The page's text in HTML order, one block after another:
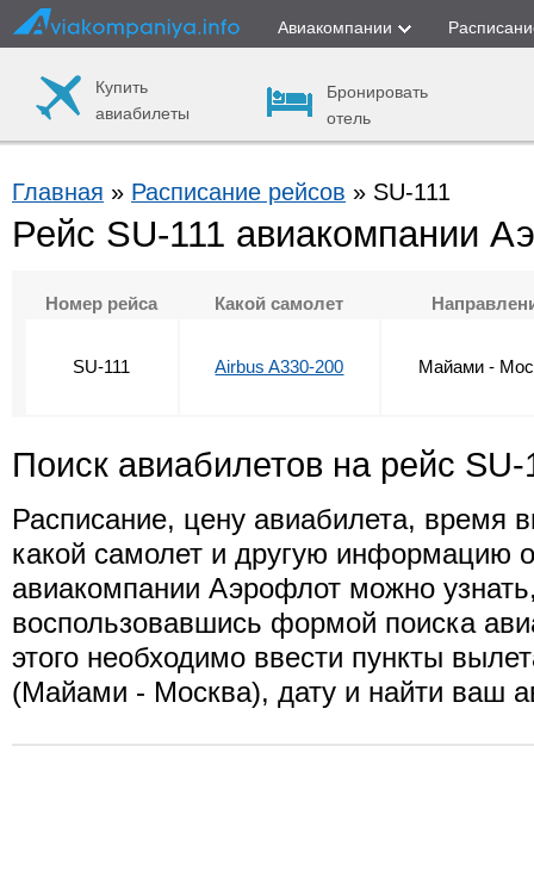
Авиакомпании
Купить
авиабилеты
Бронировать
отель
Главная » Расписание рейсов » SU-111
Рейс SU-111 авиакомпании
Номер рейса Какой самолет
SU-111 Airbus A330-200 Майами -
Поиск авиабилетов на рейс SU-
Расписание, цену авиабилета, время
какой самолет и другую информацию
авиакомпании Аэрофлот можно
воспользовавшись формой поиска
этого необходимо ввести пункты
(Майами - Москва), дату и найти ваш